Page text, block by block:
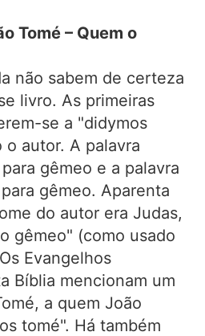
Tomé – Quem o
não sabem de certeza
livro. As primeiras
se a "didymos
o autor. A palavra
gêmeo e a palavra
gêmeo. Aparenta
do autor era Judas,
gêmeo" (como usado
Evangelhos
Bíblia mencionam um
a quem João
tomé". Há também